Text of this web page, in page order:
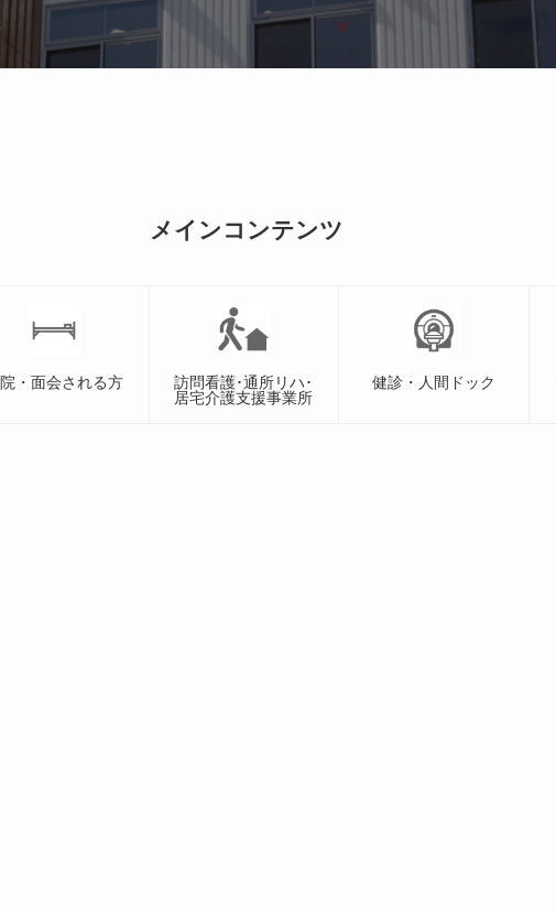
メインコンテンツ
・面会される方
訪問看護･通所リハ･
居宅介護支援事業所
健診・人間ドック